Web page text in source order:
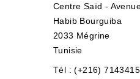
Centre Saïd -
Habib Bourguiba
2033 Mégrine
Tunisie
Tél : (+216)